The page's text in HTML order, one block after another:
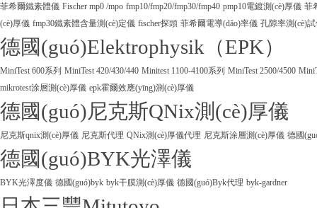
菲希爾鐵素體儀 Fischer mp0 /mpo fmp10/fmp20/fmp30/fmp40 pmp10電鍍測(cè)厚儀 菲
(cè)厚儀 fmp30鐵素體含量測(cè)定儀 fischer探頭 菲希爾電導(dǎo)率儀 孔隙率測(cè)
德國(guó)Elektrophysik（EPK）
MiniTest 600系列 MiniTest 420/430/440 Minitest 1100-4100系列 MiniTest 2500/4500
mikrotest涂層測(cè)厚儀 epk霍爾效應(yīng)測(cè)厚儀
德國(guó)尼克斯QNix測(cè)厚儀
尼克斯qnix測(cè)厚儀 尼克斯代理 QNix測(cè)厚儀代理 尼克斯涂層測(cè)厚儀 德國
德國(guó)BYK光澤儀
BYK光澤度儀 德國(guó)byk byk干膜測(cè)厚儀 德國(guó)Byk代理 byk-gardner